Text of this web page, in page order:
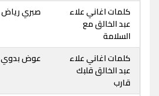
كلمات اغاني علاء
عبد الخالق مع
السلامة
صبري رياض
كلمات اغاني علاء
عبد الخالق قلبك
قارب
عوض بدوي